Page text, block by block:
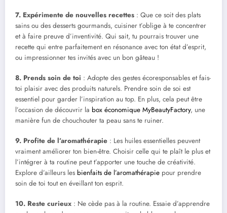
7. Expérimente de nouvelles recettes : Que ce soit des plats
sains ou des desserts gourmands, cuisiner t’oblige à te concentrer
et à faire preuve d’inventivité. Qui sait, tu pourrais trouver une
recette qui entre parfaitement en résonance avec ton état d’esprit,
ou impressionner tes invités avec un bon gâteau !
8. Prends soin de toi : Adopte des gestes écoresponsables et fais-
toi plaisir avec des produits naturels. Prendre soin de soi est
essentiel pour garder l’inspiration au top. En plus, cela peut être
l’occasion de découvrir la box économique MyBeautyFactory, une
manière fun de chouchouter ta peau sans te ruiner.
9. Profite de l’aromathérapie : Les huiles essentielles peuvent
vraiment améliorer ton bien-être. Choisir celle qui te plaît le plus et
l’intégrer à ta routine peut t’apporter une touche de créativité.
Explore d’ailleurs les bienfaits de l’aromathérapie pour prendre
soin de toi tout en éveillant ton esprit.
10. Reste curieux : Ne cède pas à la routine. Essaie d’apprendre